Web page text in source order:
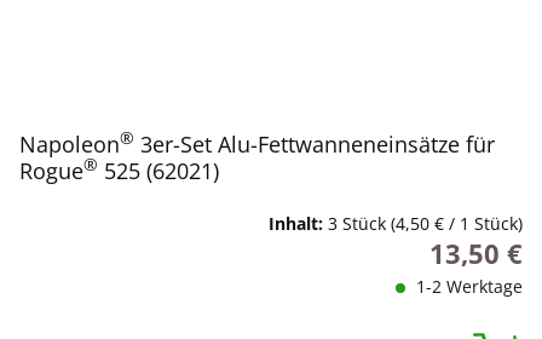
Napoleon® 3er-Set Alu-Fettwanneneinsätze für
Rogue® 525 (62021)
Inhalt: 3 Stück (4,50 € / 1 Stück)
Regulärer
13,50 €
1-2 Werktage